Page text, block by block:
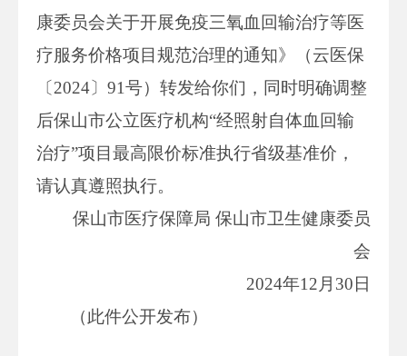
康委员会关于开展免疫三氧血回输治疗等医
疗服务价格项目规范治理的通知》（云医保
〔2024〕91号）转发给你们，同时明确调整
后保山市公立医疗机构“经照射自体血回输
治疗”项目最高限价标准执行省级基准价，
请认真遵照执行。
保山市医疗保障局 保山市卫生健康委员
会
2024年12月30日
（此件公开发布）